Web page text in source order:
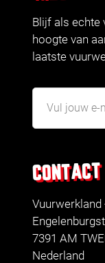
CONTACT
Vuurwerkland
7391 AM
Nederland
Blijf als echte
hoogte van
laatste